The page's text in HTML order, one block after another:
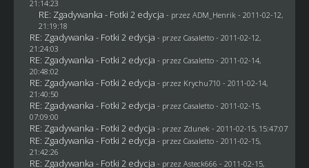
21:14:23
RE: Zgadywanka - Fotki 2 edycja - przez ADM_Henrik - 2011-02-12,
21:19:18
RE: Zgadywanka - Fotki 2 edycja - przez Casaletto- 2011-02-12,
21:24:03
RE: Zgadywanka - Fotki 2 edycja - przez Casaletto- 2011-02-14,
20:48:02
RE: Zgadywanka - Fotki 2 edycja - przez Krychu710 - 2011-02-14,
21:40:50
RE: Zgadywanka - Fotki 2 edycja - przez Casaletto- 2011-02-15,
07:09:00
RE: Zgadywanka - Fotki 2 edycja - przez Zdunek - 2011-02-15, 15:47:07
RE: Zgadywanka - Fotki 2 edycja - przez Casaletto- 2011-02-15,
21:42:26
RE: Zgadywanka - Fotki 2 edycja - przez Asteck666 - 2011-02-15,